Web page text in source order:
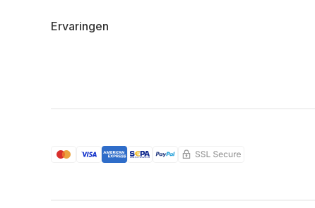
Ervaringen